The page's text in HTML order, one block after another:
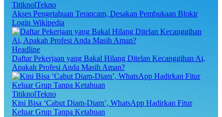
TitiknolTekno
Akses Pengetahuan Terancam, Desakan Pembukaan Blokir
Login Wikipedia
Headline
Daftar Pekerjaan yang Bakal Hilang Ditelan Kecanggihan Ai,
Apakah Profesi Anda Masih Aman?
TitiknolTekno
Kini Bisa ‘Cabut Diam-Diam’, WhatsApp Hadirkan Fitur
Keluar Grup Tanpa Ketahuan